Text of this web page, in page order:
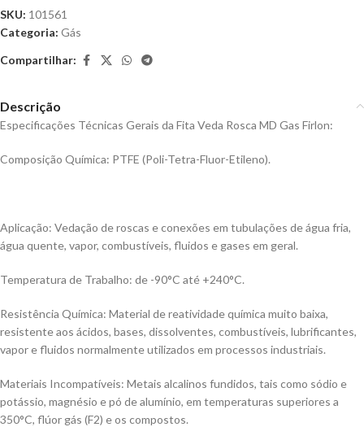
SKU: 101561
Categoria: Gás
Compartilhar:
Descrição
Especificações Técnicas Gerais da Fita Veda Rosca MD Gas Firlon:
Composição Química: PTFE (Poli-Tetra-Fluor-Etileno).
Aplicação: Vedação de roscas e conexões em tubulações de água fria,
água quente, vapor, combustíveis, fluidos e gases em geral.
Temperatura de Trabalho: de -90°C até +240°C.
Resistência Química: Material de reatividade química muito baixa,
resistente aos ácidos, bases, dissolventes, combustíveis, lubrificantes,
vapor e fluidos normalmente utilizados em processos industriais.
Materiais Incompatíveis: Metais alcalinos fundidos, tais como sódio e
potássio, magnésio e pó de alumínio, em temperaturas superiores a
350°C, flúor gás (F2) e os compostos.